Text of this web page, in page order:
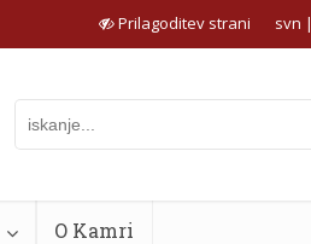
Prilagoditev strani svn |
O Kamri